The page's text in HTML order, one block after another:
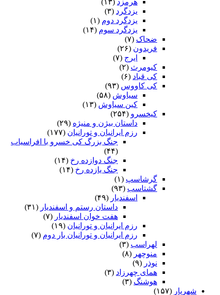
هرمزد (۱۳)
یزدگرد (۳)
یزدگرد دوم (۱)
یزدگرد سوم (۱۴)
ضحاک (۷)
فریدون (۲۶)
ایرج (۷)
کیومرث (۲)
کی قباد (۶)
کی کاووس (۹۳)
سیاوش (۵۸)
کین سیاوش (۱۳)
کیخسرو (۲۵۴)
داستان بیژن و منیژه (۲۹)
رزم ایرانیان و تورانیان (۱۷۷)
جنگ بزرگ کی خسرو با افراسیاب
(۴۴)
جنگ دوازده رخ (۱۴)
جنگ یازده رخ (۱۴)
گرشاسپ (۱)
گشتاسب (۹۳)
اسفندیار (۴۹)
داستان رستم و اسفندیار (۳۱)
هفت خوان اسفندیار (۷)
رزم ایرانیان و تورانیان (۱۹)
رزم ایرانیان و تورانیان بار دوم (۷)
لهراسب (۳)
منوچهر (۸)
نوذر (۹)
هماى چهرزاد (۳)
هوشنگ (۳)
شهریار (۱۵۷)